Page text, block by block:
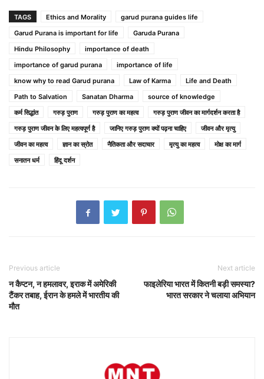
TAGS Ethics and Morality
garud purana guides life
Garud Purana is important for life
Garuda Purana
Hindu Philosophy
importance of death
importance of garud purana
importance of life
know why to read Garud purana
Law of Karma
Life and Death
Path to Salvation
Sanatan Dharma
source of knowledge
कर्म सिद्धांत
गरुड़ पुराण गरुड़ पुराण का महत्व
गरुड़ पुराण जीवन का मार्गदर्शन करता है
गरुड़ पुराण जीवन के लिए महत्वपूर्ण है
जानिए गरुड़ पुराण क्यों पढ़ना चाहिए
जीवन और मृत्यु
जीवन का महत्व
ज्ञान का स्रोत नैतिकता और सदाचार मृत्यु का महत्व
मोक्ष का मार्ग
सनातन धर्म
हिंदू दर्शन
Previous article
न कैप्टन, न हमलावर, इराक में अमेरिकी
टैंकर तबाह, ईरान के हमले में भारतीय की
मौत
Next article
फाइलेरिया भारत में कितनी बड़ी समस्या?
भारत सरकार ने चलाया अभियान